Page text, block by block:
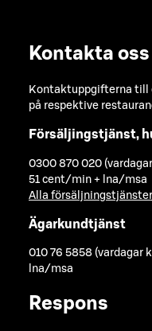
Kontakta oss
Kontaktuppgifterna till
på respektive
Försäljingstjänst,
0300 870 020
51 cent/min + lna/msa
Alla försäljningstjänster
Ägarkundtjänst
010 76 5858 (vardagar
lna/msa
Respons